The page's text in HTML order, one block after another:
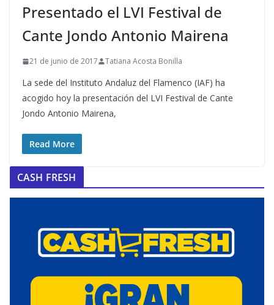
Presentado el LVI Festival de
Cante Jondo Antonio Mairena
21 de junio de 2017 Tatiana Acosta Bonilla
La sede del Instituto Andaluz del Flamenco (IAF) ha
acogido hoy la presentación del LVI Festival de Cante
Jondo Antonio Mairena,
Read More
CASH FRESH